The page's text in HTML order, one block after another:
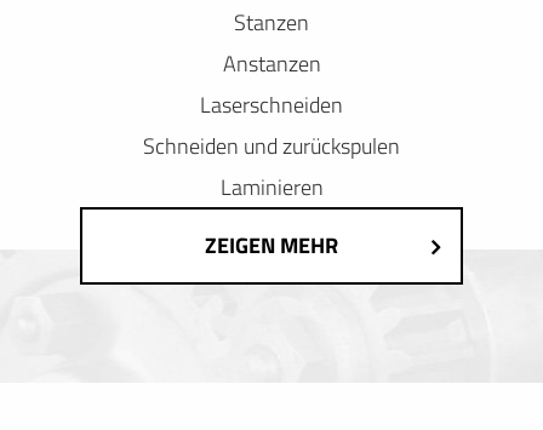
Stanzen
Anstanzen
Laserschneiden
Schneiden und zurückspulen
Laminieren
ZEIGEN MEHR